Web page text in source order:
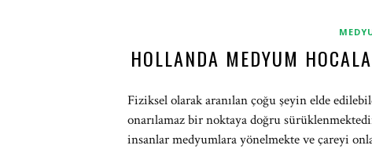
HOLLANDA MEDYUM
Fiziksel olarak aranılan çoğu şeyin elde
onarılamaz bir noktaya doğru
insanlar medyumlara yönelmekte ve çareyi